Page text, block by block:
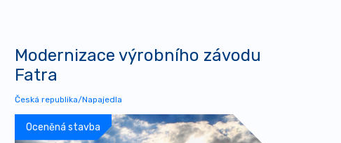
Modernizace výrobního závodu
Fatra
Česká republika/Napajedla
Oceněná stavba